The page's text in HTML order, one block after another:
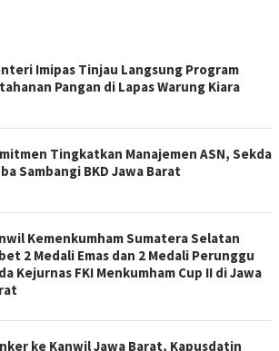
Imipas Tinjau Langsung Program
Pangan di Lapas Warung Kiara
Tingkatkan Manajemen ASN, Sekda
Sambangi BKD Jawa Barat
Kemenkumham Sumatera Selatan
2 Medali Emas dan 2 Medali Perunggu
Kejurnas FKI Menkumham Cup II di Jawa
ke Kanwil Jawa Barat, Kapusdatin